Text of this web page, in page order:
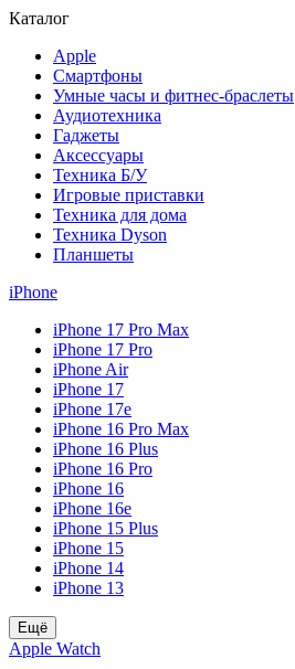
Каталог
Apple
Смартфоны
Умные часы и фитнес-браслеты
Аудиотехника
Гаджеты
Аксессуары
Техника Б/У
Игровые приставки
Техника для дома
Техника Dyson
Планшеты
iPhone
iPhone 17 Pro Max
iPhone 17 Pro
iPhone Air
iPhone 17
iPhone 17e
iPhone 16 Pro Max
iPhone 16 Plus
iPhone 16 Pro
iPhone 16
iPhone 16e
iPhone 15 Plus
iPhone 15
iPhone 14
iPhone 13
Ещё
Apple Watch